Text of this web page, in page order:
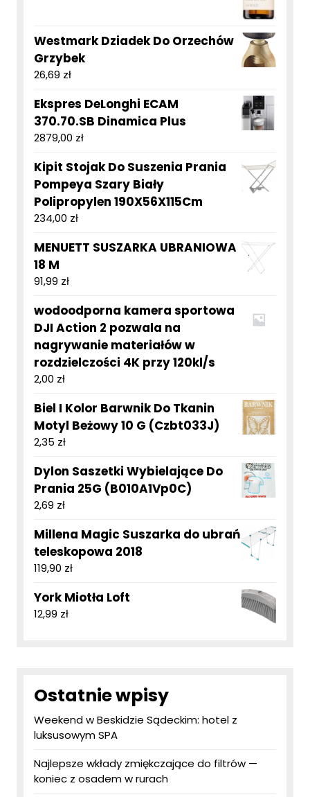
Westmark Dziadek Do Orzechów
Grzybek
26,69 zł
Ekspres DeLonghi ECAM
370.70.SB Dinamica Plus
2879,00 zł
Kipit Stojak Do Suszenia Prania
Pompeya Szary Biały
Polipropylen 190X56X115Cm
234,00 zł
MENUETT SUSZARKA UBRANIOWA
18 M
91,99 zł
wodoodporna kamera sportowa
DJI Action 2 pozwala na
nagrywanie materiałów w
rozdzielczości 4K przy 120kl/s
2,00 zł
Biel I Kolor Barwnik Do Tkanin
Motyl Beżowy 10 G (Czbt033J)
2,35 zł
Dylon Saszetki Wybielające Do
Prania 25G (B010A1Vp0C)
2,69 zł
Millena Magic Suszarka do ubrań
teleskopowa 2018
119,90 zł
York Miotła Loft
12,99 zł
Ostatnie wpisy
Weekend w Beskidzie Sądeckim: hotel z
luksusowym SPA
Najlepsze wkłady zmiękczające do filtrów —
koniec z osadem w rurach